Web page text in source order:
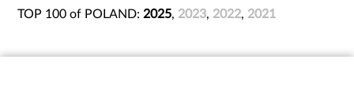
TOP 100 of POLAND: 2025, 2023, 2022, 2021